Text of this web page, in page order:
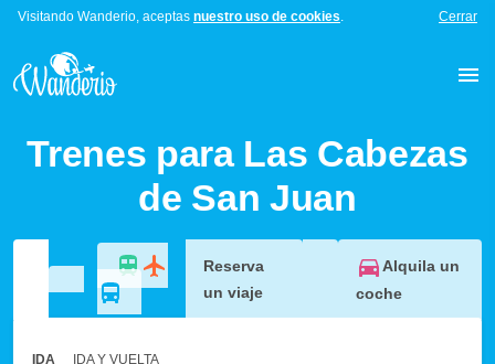
Visitando Wanderio, aceptas nuestro uso de cookies. Cerrar
Trenes para Las Cabezas
de San Juan
Reserva
un viaje
Alquila un
coche
IDA IDA Y VUELTA